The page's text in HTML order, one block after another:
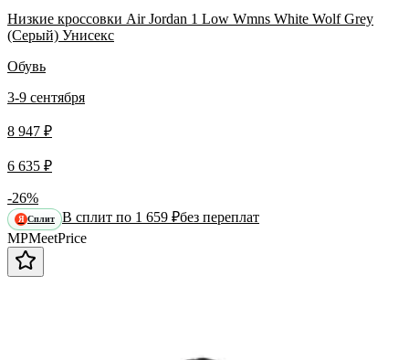
Низкие кроссовки Air Jordan 1 Low Wmns White Wolf Grey
(Серый) Унисекс
Обувь
3-9 сентября
8 947 ₽
6 635 ₽
-26%
Я Сплит В сплит по 1 659 ₽без переплат
MPMeetPrice